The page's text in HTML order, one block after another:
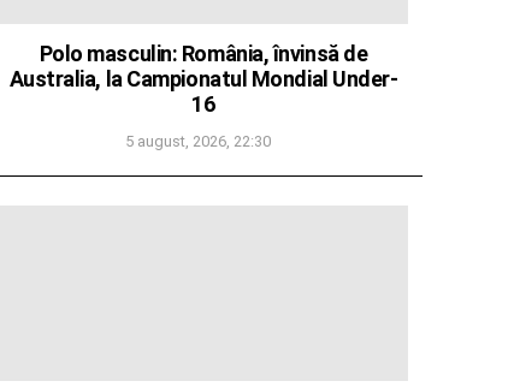
Polo masculin: România, învinsă de
Australia, la Campionatul Mondial Under-
16
5 august, 2026, 22:30